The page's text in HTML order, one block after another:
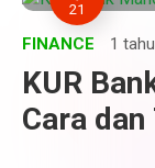
21
FINANCE 1
KUR
Cara